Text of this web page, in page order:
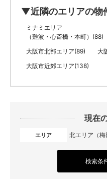
▼近隣のエリアの物
ミナミエリア
（難波・心斎橋・本町）(88)
大阪市北部エリア(89)
大
大阪市近郊エリア(138)
現在
エリア 北エリア（梅
検索条